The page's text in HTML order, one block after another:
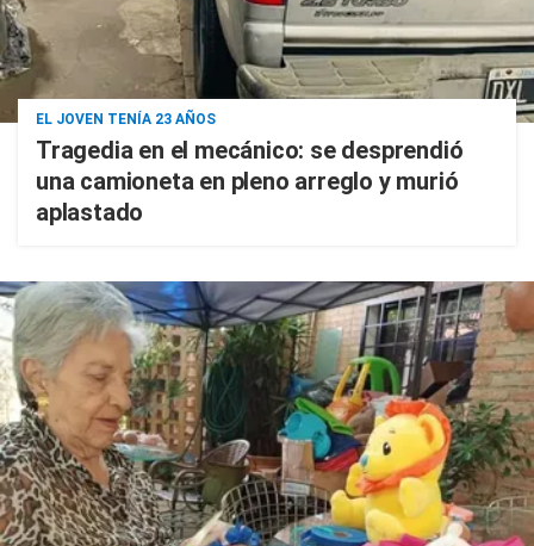
EL JOVEN TENÍA 23 AÑOS
Tragedia en el mecánico: se desprendió
una camioneta en pleno arreglo y murió
aplastado